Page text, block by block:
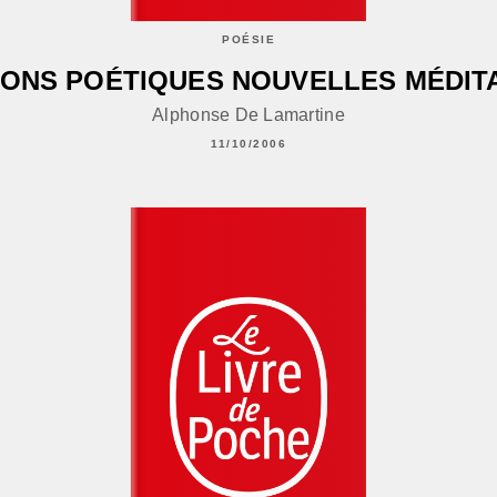
POÉSIE
POÉTIQUES NOUVELLES
Alphonse De Lamartine
11/10/2006